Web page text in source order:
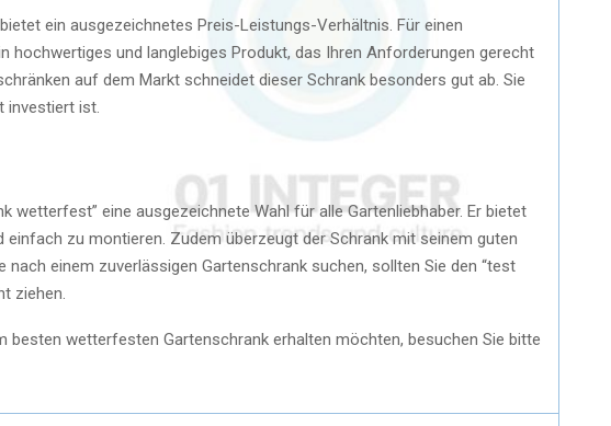
ein ausgezeichnetes Preis-Leistungs-Verhältnis. Für einen
hochwertiges und langlebiges Produkt, das Ihren Anforderungen gerecht
auf dem Markt schneidet dieser Schrank besonders gut ab. Sie
investiert ist.
wetterfest” eine ausgezeichnete Wahl für alle Gartenliebhaber. Er bietet
zu montieren. Zudem überzeugt der Schrank mit seinem guten
nach einem zuverlässigen Gartenschrank suchen, sollten Sie den “test
ziehen.
besten wetterfesten Gartenschrank erhalten möchten, besuchen Sie bitte